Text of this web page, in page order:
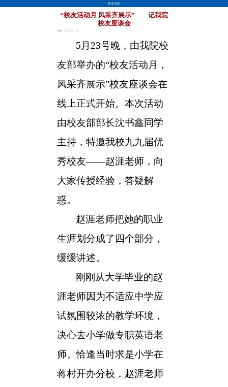
校友活动
“校友活动月 风采齐展示”——记我院
校友座谈会
钱珊 · 2020-06-18
5月23号晚，由我院校
友部举办的“校友活动月，
风采齐展示”校友座谈会在
线上正式开始。本次活动
由校友部部长沈书鑫同学
主持，特邀我校九九届优
秀校友——赵涯老师，向
大家传授经验，答疑解
惑。
赵涯老师把她的职业
生涯划分成了四个部分，
缓缓讲述。
刚刚从大学毕业的赵
涯老师因为不适应中学应
试氛围较浓的教学环境，
决心去小学做专职英语老
师。恰逢当时求是小学在
蒋村开办分校，赵涯老师